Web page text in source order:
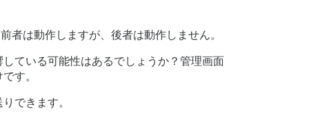
者は動作しますが、後者は動作しません。
ている可能性はあるでしょうか？管理画面
す。
できます。